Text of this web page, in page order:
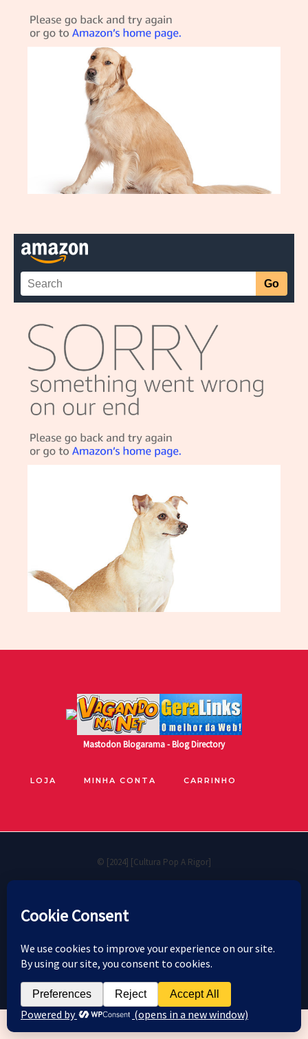
MastodonBlogarama - Blog Directory
LOJA MINHA CONTA CARRINHO
© [2024] [Cultura Pop A Rigor]
Políticas de privacidade
Política de reembolso e devoluções